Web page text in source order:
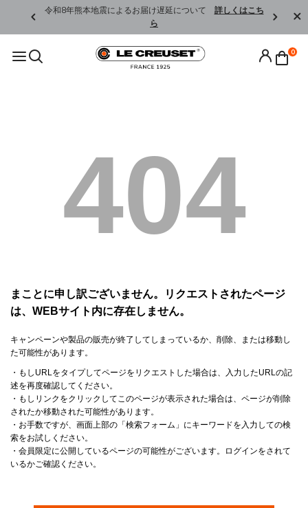
令和8年熊本地震によるお届け遅延について 詳しくはこち
ら
0
404
まことに申し訳ございません。リクエストされたページ
は、WEBサイト内に存在しません。
キャンペーンや製品の販売が終了してしまっているか、削除、または移動し
た可能性があります。
・もしURLをタイプしてページをリクエストした場合は、入力したURLの記
述を再度確認してください。
・もしリンクをクリックしてこのページが表示された場合は、ページが削除
されたか移動された可能性があります。
・お手数ですが、画面上部の「検索フォーム」にキーワードを入力しての検
索をお試しください。
・会員限定に公開しているページの可能性がございます。ログインをされて
いるかご確認ください。